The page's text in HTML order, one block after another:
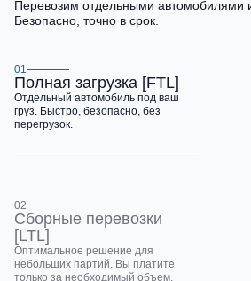
Перевозим отдельными автомобилями
Безопасно, точно в срок.
01
Полная загрузка [FTL]
Отдельный автомобиль под ваш
груз. Быстро, безопасно, без
перегрузок.
02
Сборные перевозки
[LTL]
Оптимальное решение для
небольших партий. Вы платите
только за необходимый объем.